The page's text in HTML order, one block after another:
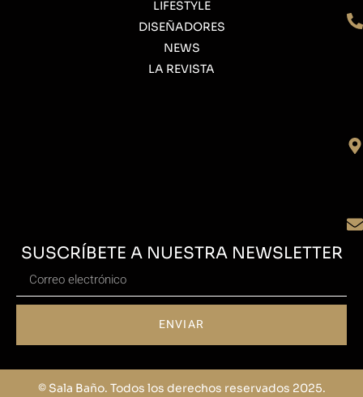
LIFESTYLE
DISEÑADORES
NEWS
LA REVISTA
SUSCRÍBETE A NUESTRA NEWSLETTER
ENVIAR
© Sala Baño. Todos los derechos reservados 2025.